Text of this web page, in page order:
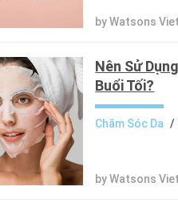
by Watsons
Nên Sử
Buổi Tối?
Chăm Sóc Da /
by Watsons